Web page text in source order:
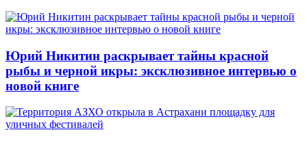
Юрий Никитин раскрывает тайны красной
рыбы и черной икры: эксклюзивное интервью о
новой книге